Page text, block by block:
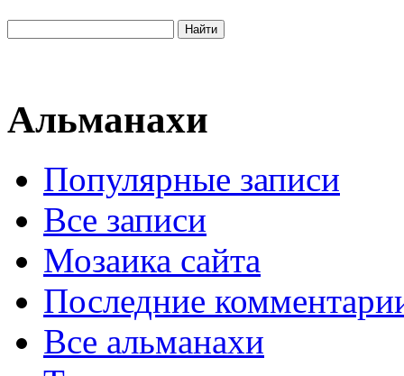
Альманахи
Популярные записи
Все записи
Мозаика сайта
Последние
Все альманахи